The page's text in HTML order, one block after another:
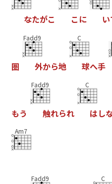
なたがこ こ に い
圏
Fadd9
外から地
C
球へ手
もう
Fadd9
触れられ
C
はし
Am7
Fadd9 C